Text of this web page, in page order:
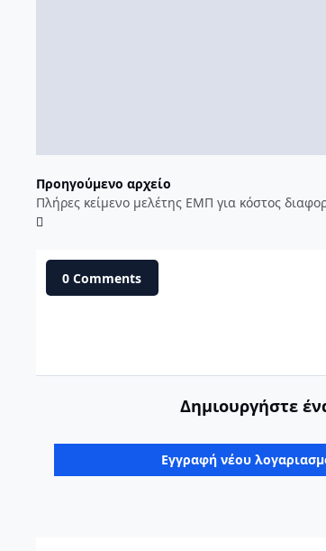
Προηγούμενο αρχείο
0 Comments
Δημιουργήστε
Εγγραφή νέου